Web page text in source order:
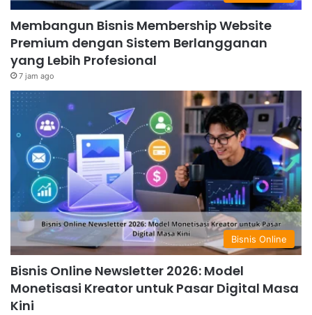
Membangun Bisnis Membership Website
Premium dengan Sistem Berlangganan
yang Lebih Profesional
7 jam ago
Bisnis Online
Bisnis Online Newsletter 2026: Model
Monetisasi Kreator untuk Pasar Digital Masa
Kini